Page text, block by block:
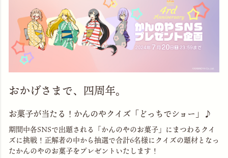
おかげさまで、四周年。
お菓子が当たる！かんのやクイズ「どっちでショー」♪
期間中各SNSで出題される「かんのやのお菓子」にまつわるクイ
ズに挑戦！正解者の中から抽選で合計6名様にクイズの題材となっ
たかんのやのお菓子をプレゼントいたします！